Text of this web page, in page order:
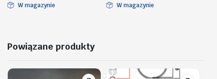
W magazynie W magazynie
Powiązane produkty